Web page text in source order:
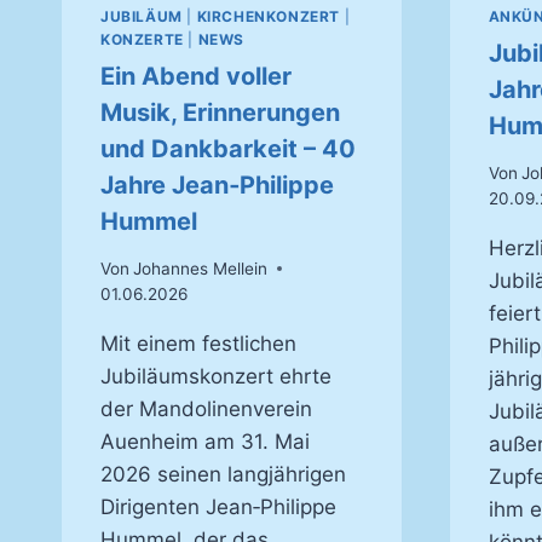
JUBILÄUM KIRCHENKONZERT
KONZERTE
NEWS
Ein Abend voller
Musik, Erinnerungen
und Dankbarkeit – 40
Jahre Jean‑Philippe
Hummel
Von Johannes Mellein
01.06.2026
Mit einem festlichen
Jubiläumskonzert ehrte
der Mandolinenverein
Auenheim am 31. Mai
2026 seinen langjährigen
Dirigenten Jean‑Philippe
Von
ihm